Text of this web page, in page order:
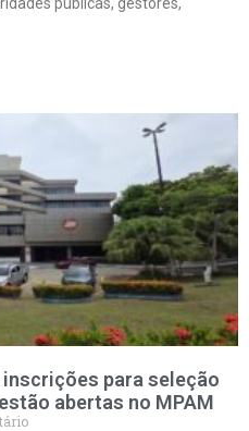
para seleção
abertas no MPAM